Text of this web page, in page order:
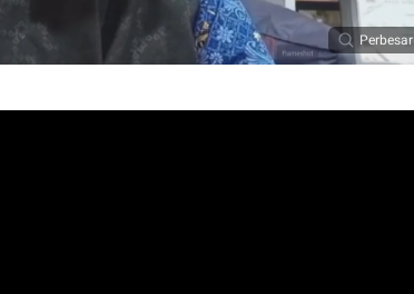
Perbesar